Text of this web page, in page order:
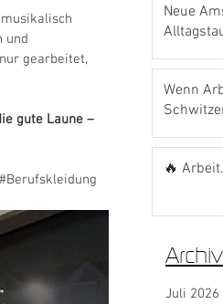
und
gearbeitet,
gute Laune –
#Berufskleidung
Neue
Wenn
🔥
Archiv
Juli 2026